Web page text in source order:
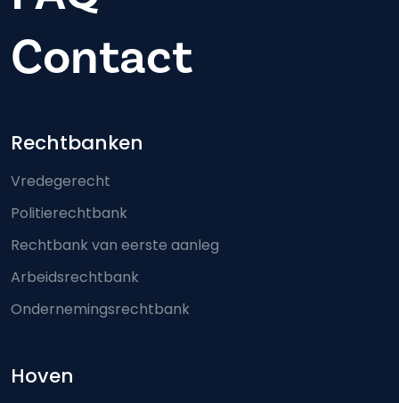
Contact
Footer-menu
Rechtbanken
Vredegerecht
Politierechtbank
Rechtbank van eerste aanleg
Arbeidsrechtbank
Ondernemingsrechtbank
Hoven